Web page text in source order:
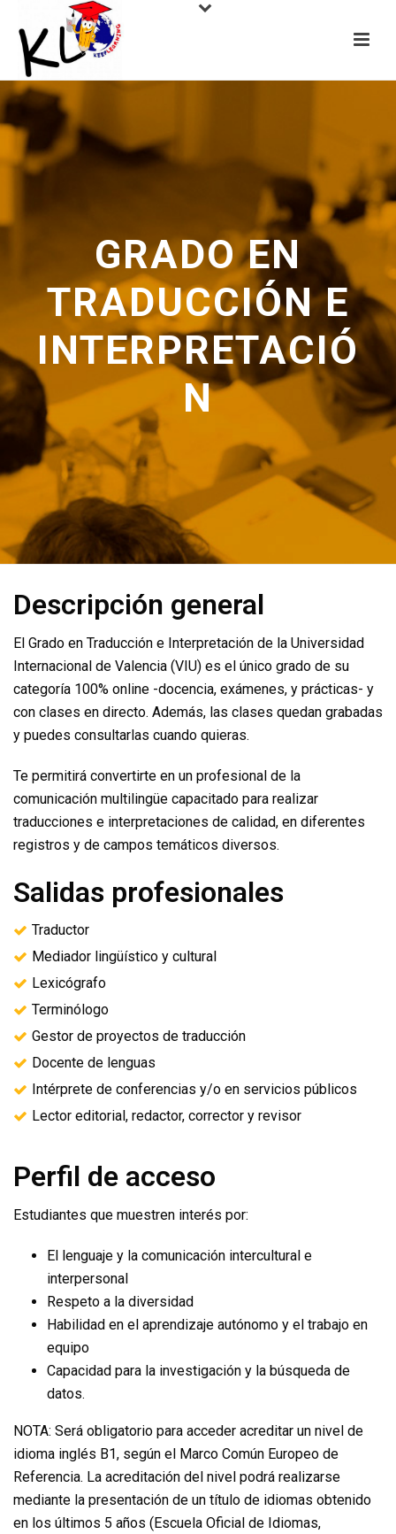
GRADO EN
TRADUCCIÓN E
INTERPRETACIÓ
N
Descripción general
El Grado en Traducción e Interpretación de la Universidad
Internacional de Valencia (VIU) es el único grado de su
categoría 100% online -docencia, exámenes, y prácticas- y
con clases en directo. Además, las clases quedan grabadas
y puedes consultarlas cuando quieras.
Te permitirá convertirte en un profesional de la
comunicación multilingüe capacitado para realizar
traducciones e interpretaciones de calidad, en diferentes
registros y de campos temáticos diversos.
Salidas profesionales
Traductor
Mediador lingüístico y cultural
Lexicógrafo
Terminólogo
Gestor de proyectos de traducción
Docente de lenguas
Intérprete de conferencias y/o en servicios públicos
Lector editorial, redactor, corrector y revisor
Perfil de acceso
Estudiantes que muestren interés por:
El lenguaje y la comunicación intercultural e
interpersonal
Respeto a la diversidad
Habilidad en el aprendizaje autónomo y el trabajo en
equipo
Capacidad para la investigación y la búsqueda de
datos.
NOTA: Será obligatorio para acceder acreditar un nivel de
idioma inglés B1, según el Marco Común Europeo de
Referencia. La acreditación del nivel podrá realizarse
mediante la presentación de un título de idiomas obtenido
en los últimos 5 años (Escuela Oficial de Idiomas,